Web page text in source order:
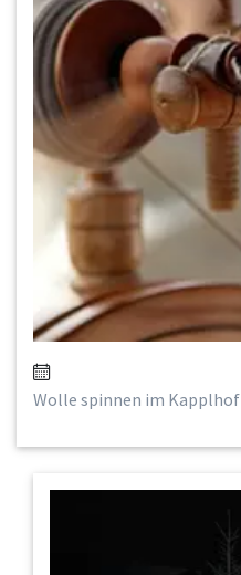
Wolle spinnen im Kapplhof